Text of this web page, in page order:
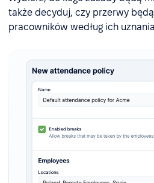
także decyduj, czy przerwy
pracowników według ich